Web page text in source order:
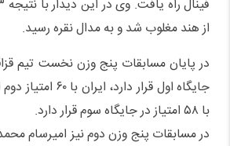
از هند مغلوب شد و به مدال نقره رسید.
جایگاه اول قرار
با ۵۸ امتیاز در جایگاه سوم قرار دارد.